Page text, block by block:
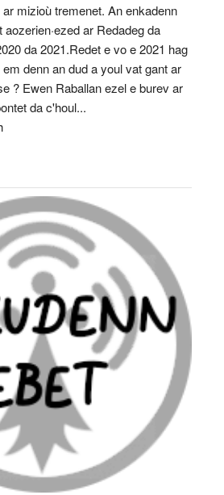
mizioù tremenet. An enkadenn
ar Redadeg da
da 2021.Redet e vo e 2021 hag
denn an dud a youl vat gant ar
? Ewen Raballan ezel e burev ar
da c'houl...